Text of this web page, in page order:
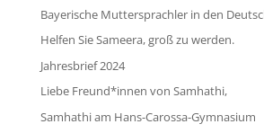
Bayerische Muttersprachler in den
Helfen Sie Sameera, groß zu werden.
Jahresbrief 2024
Liebe Freund*innen von Samhathi,
Samhathi am Hans-Carossa-Gymnasium